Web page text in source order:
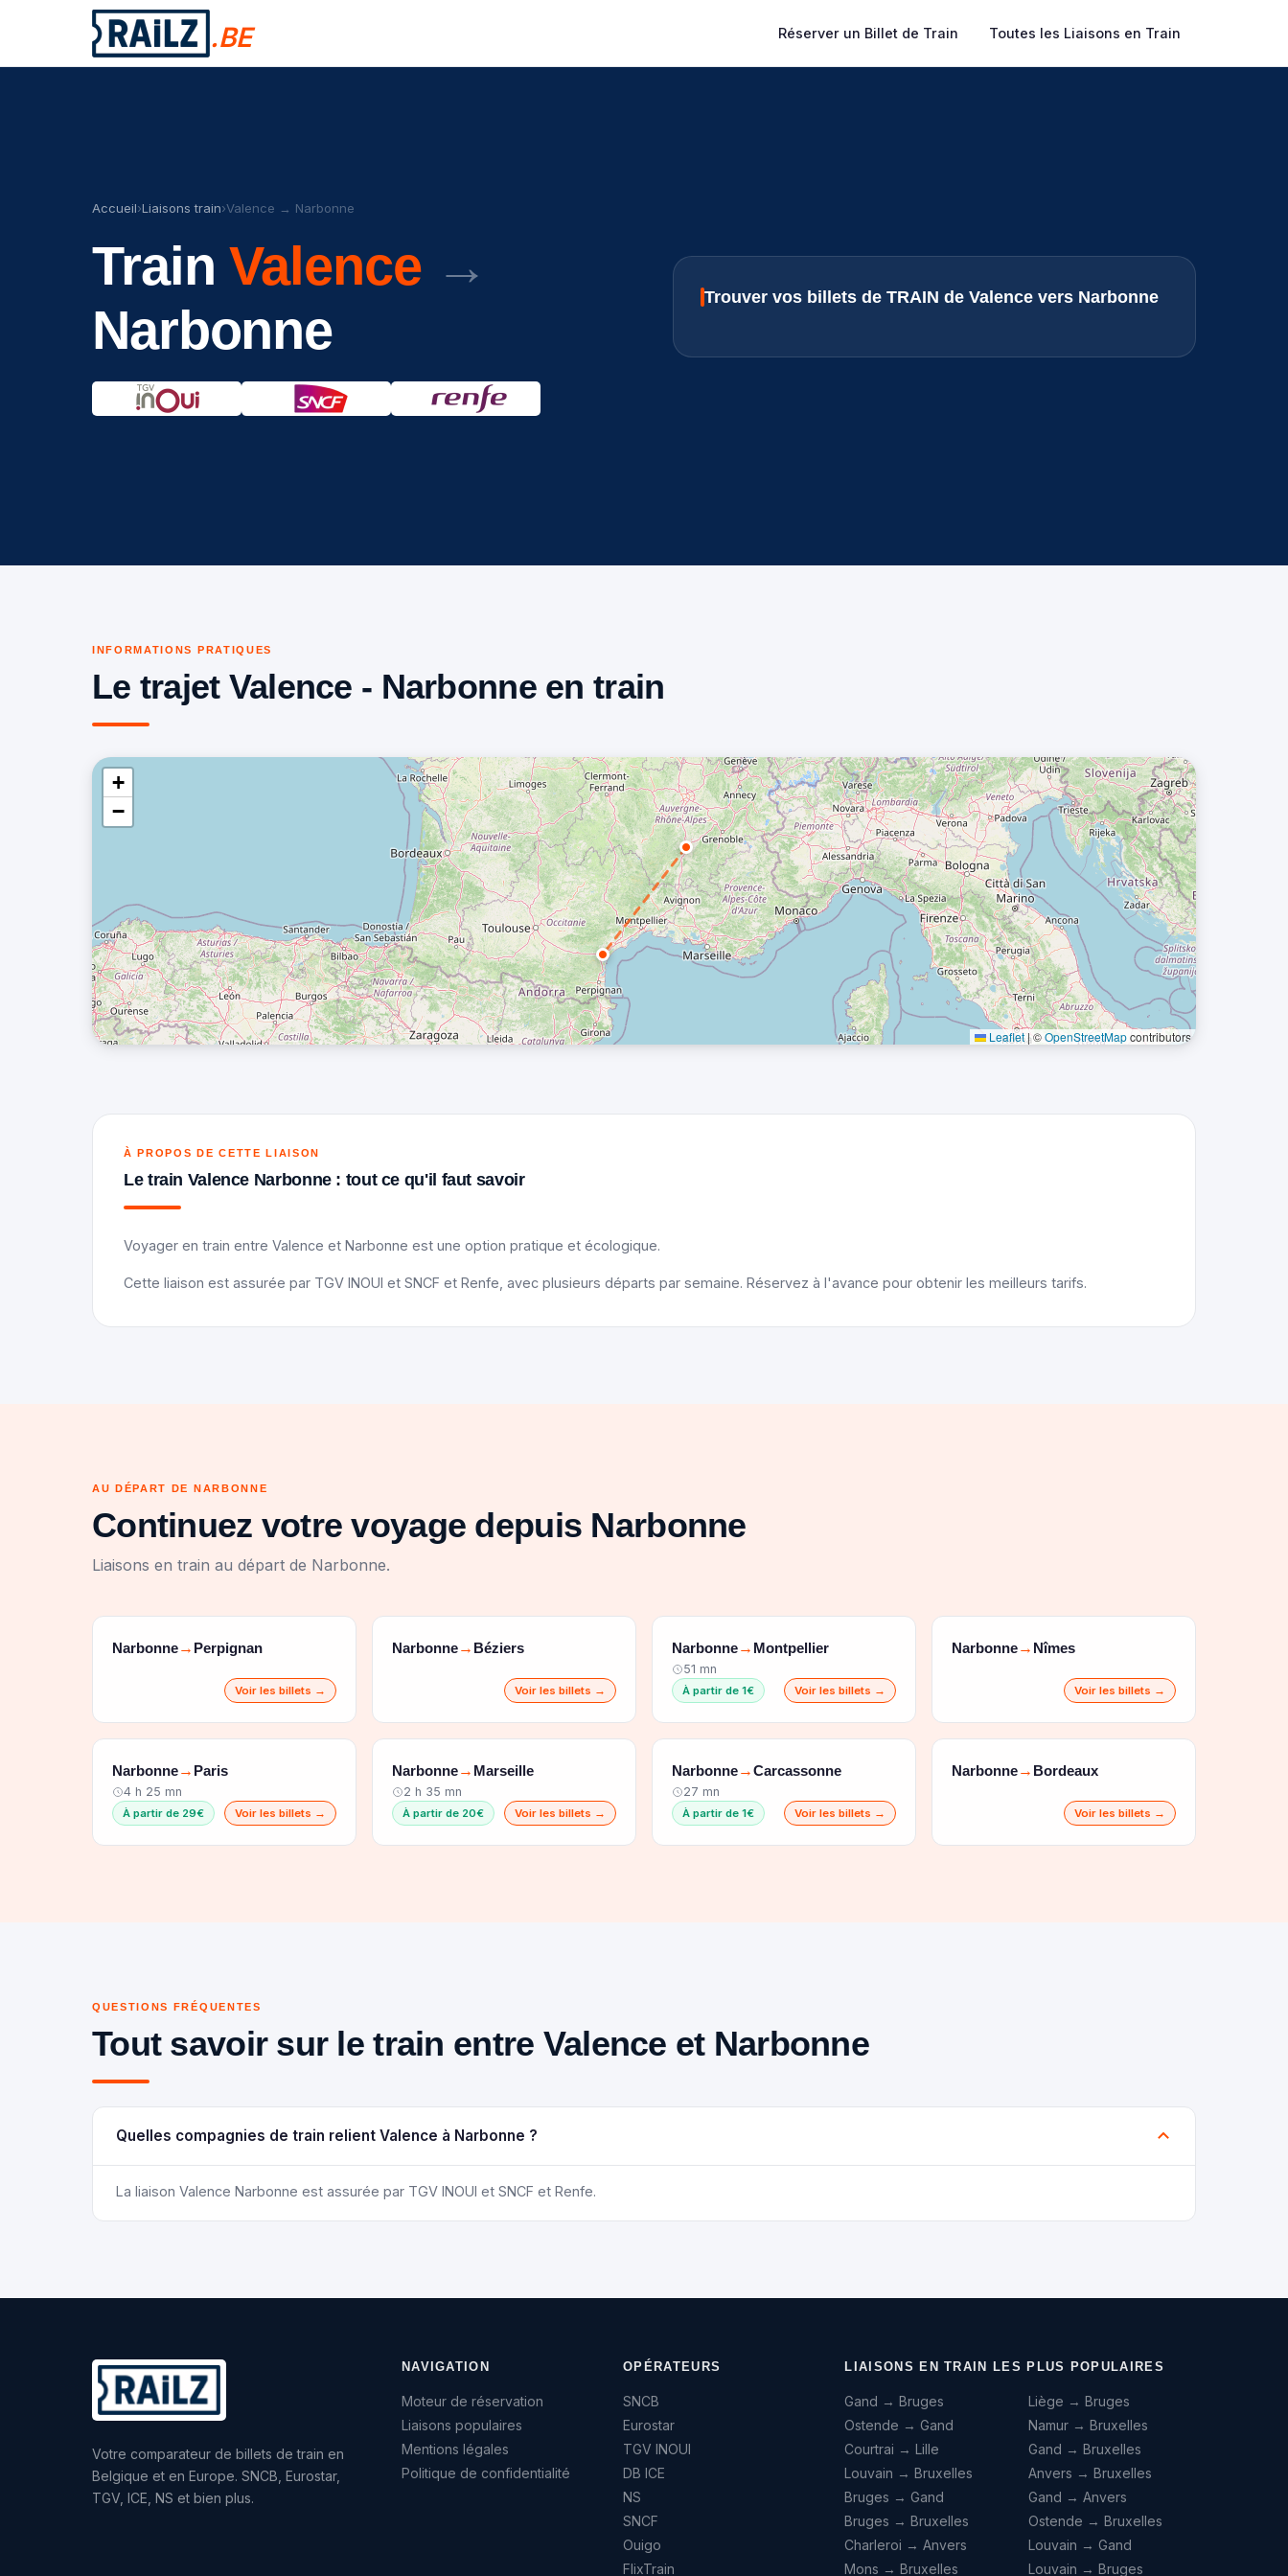
.BE Réserver un Billet de Train Toutes les Liaisons en Train
Accueil›Liaisons train›Valence → Narbonne
TrainValence →
Narbonne
Trouver vos billets de TRAIN de Valence vers Narbonne
INFORMATIONS PRATIQUES
Le trajet Valence - Narbonne en train
+
−
Leaflet|©OpenStreetMapcontributors
À PROPOS DE CETTE LIAISON
Le train Valence Narbonne : tout ce qu'il faut savoir
Voyager en train entre Valence et Narbonne est une option pratique et écologique.
Cette liaison est assurée par TGV INOUI et SNCF et Renfe, avec plusieurs départs par semaine. Réservez à l'avance pour obtenir les meilleurs tarifs.
AU DÉPART DE NARBONNE
Continuez votre voyage depuis Narbonne
Liaisons en train au départ de Narbonne.
Narbonne→ Perpignan
Voir les billets →
Narbonne→ Béziers
Voir les billets →
Narbonne→ Montpellier
51 mn
À partir de 1€ Voir les billets →
Narbonne→ Nîmes
Voir les billets →
Narbonne→ Paris
4 h 25 mn
À partir de 29€ Voir les billets →
Narbonne→ Marseille
2 h 35 mn
À partir de 20€ Voir les billets →
Narbonne→Carcassonne
27 mn
À partir de 1€ Voir les billets →
Narbonne→ Bordeaux
Voir les billets →
QUESTIONS FRÉQUENTES
Tout savoir sur le train entre Valence et Narbonne
Quelles compagnies de train relient Valence à Narbonne ?
La liaison Valence Narbonne est assurée par TGV INOUI et SNCF et Renfe.
Votre comparateur de billets de train en
Belgique et en Europe. SNCB, Eurostar,
TGV, ICE, NS et bien plus.
NAVIGATION
Moteur de réservation
Liaisons populaires
Mentions légales
Politique de confidentialité
OPÉRATEURS
SNCB
Eurostar
TGV INOUI
DB ICE
NS
SNCF
Ouigo
FlixTrain
LIAISONS EN TRAIN LES PLUS POPULAIRES
Gand → Bruges
Ostende → Gand
Courtrai → Lille
Louvain → Bruxelles
Bruges → Gand
Bruges → Bruxelles
Charleroi → Anvers
Mons → Bruxelles
Liège → Bruges
Namur → Bruxelles
Gand → Bruxelles
Anvers → Bruxelles
Gand → Anvers
Ostende → Bruxelles
Louvain → Gand
Louvain → Bruges